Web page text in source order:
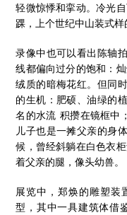
轻微惊悸和挛动。冷光
踝，上个世纪中山装式样
录像中也可以看出陈轴
线都偏向过分的饱和：
绒质的暗梅花红。但同
的生机：肥硕、油绿的
名的水流 积攒在镜框中
儿子也是一摊父亲的身
候，曾经斜躺在白色衣
着父亲的腿，像头幼兽。
展览中，郑焕的雕塑装
型，其中一具建筑体借